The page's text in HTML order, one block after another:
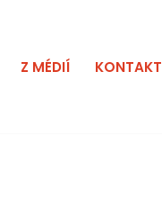
Z MÉDIÍ KONTAKT